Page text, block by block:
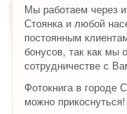
Мы работаем через
Стоянка и любой
постоянным
бонусов, так как мы
сотрудничестве с
Фотокнига в городе
можно прикоснуться!